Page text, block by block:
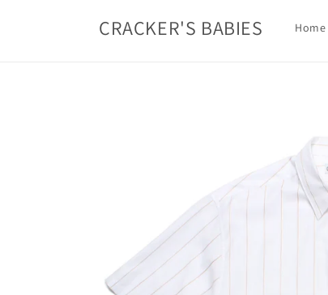
CRACKER'S BABIES Home